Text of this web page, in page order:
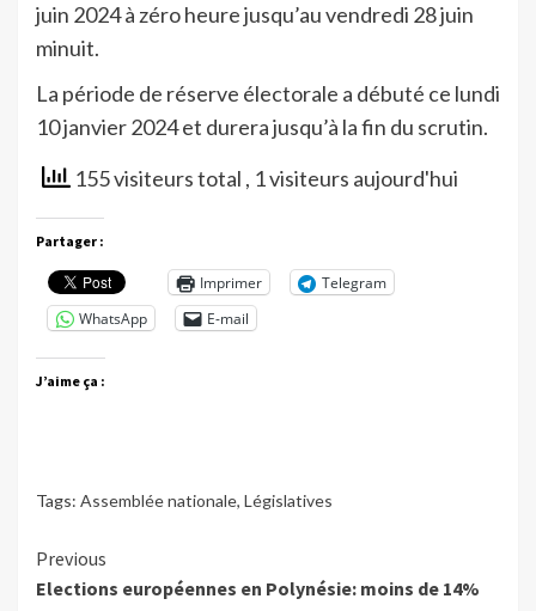
juin 2024 à zéro heure jusqu’au vendredi 28 juin
minuit.
La période de réserve électorale a débuté ce lundi
10 janvier 2024 et durera jusqu’à la fin du scrutin.
155 visiteurs total , 1 visiteurs aujourd'hui
Partager :
Imprimer
Telegram
WhatsApp
E-mail
J’aime ça :
Tags: Assemblée nationale, Législatives
Continue
Reading
Previous
Elections européennes en Polynésie: moins de 14%